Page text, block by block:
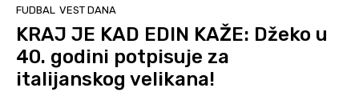
FUDBAL VEST DANA
KRAJ JE KAD EDIN KAŽE: Džeko u
40. godini potpisuje za
italijanskog velikana!